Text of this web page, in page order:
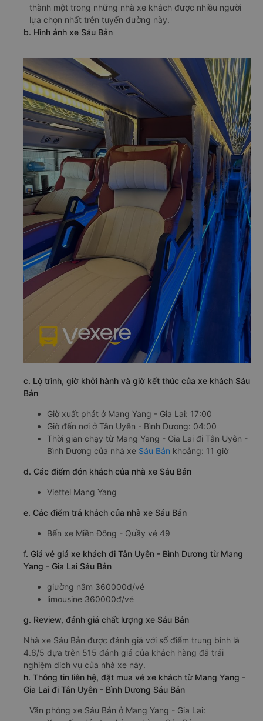
thành một trong những nhà xe khách được nhiều người
lựa chọn nhất trên tuyến đường này.
b. Hình ảnh xe Sáu Bản
c. Lộ trình, giờ khởi hành và giờ kết thúc của xe khách Sáu
Bản
Giờ xuất phát ở Mang Yang - Gia Lai: 17:00
Giờ đến nơi ở Tân Uyên - Bình Dương: 04:00
Thời gian chạy từ Mang Yang - Gia Lai đi Tân Uyên -
Bình Dương của nhà xe Sáu Bản khoảng: 11 giờ
d. Các điểm đón khách của nhà xe Sáu Bản
Viettel Mang Yang
e. Các điểm trả khách của nhà xe Sáu Bản
Bến xe Miền Đông - Quầy vé 49
f. Giá vé giá xe khách đi Tân Uyên - Bình Dương từ Mang
Yang - Gia Lai Sáu Bản
giường nằm 360000đ/vé
limousine 360000đ/vé
g. Review, đánh giá chất lượng xe Sáu Bản
Nhà xe Sáu Bản được đánh giá với số điểm trung bình là
4.6/5 dựa trên 515 đánh giá của khách hàng đã trải
nghiệm dịch vụ của nhà xe này.
h. Thông tin liên hệ, đặt mua vé xe khách từ Mang Yang -
Gia Lai đi Tân Uyên - Bình Dương Sáu Bản
Văn phòng xe Sáu Bản ở Mang Yang - Gia Lai: